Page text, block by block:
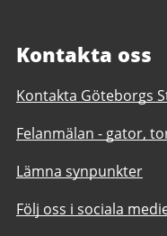
Kontakta oss
Kontakta Göteborgs
Felanmälan - gator,
Lämna synpunkter
Följ oss i sociala